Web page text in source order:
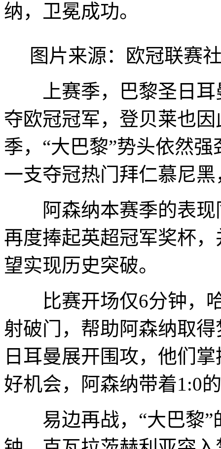
纳，卫冕成功。
图片来源：欧冠联赛
上赛季，巴黎圣日耳
夺欧冠冠军，登贝莱也
季，“大巴黎”势头依然
一支夺冠热门拜仁慕尼
阿森纳本赛季的表现
再度捧起英超冠军奖杯
望实现历史突破。
比赛开场仅6分钟，哈
射破门，帮助阿森纳取
日耳曼展开围攻，他们
好机会，阿森纳带着1:0
易边再战，“大巴黎”